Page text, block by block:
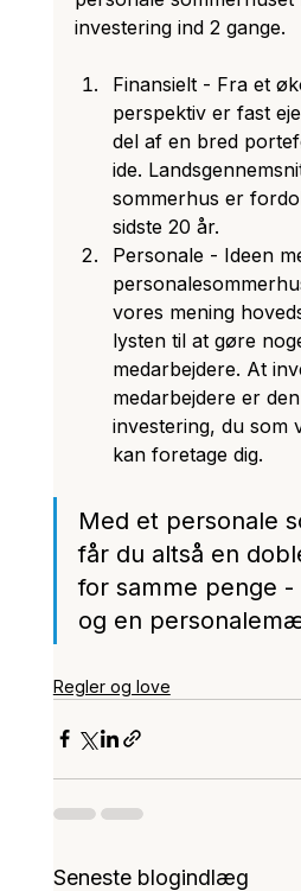
investering ind 2 gange.
Finansielt - Fra et
perspektiv er fast
del af en bred
ide.
sommerhus er
sidste 20 år.
Personale - Ideen
vores mening
lysten til at gøre
medarbejdere. At
medarbejdere er
investering, du som
kan foretage dig.
Med et personale
får du altså en
for samme penge -
og en
Regler og love
Seneste blogindlæg